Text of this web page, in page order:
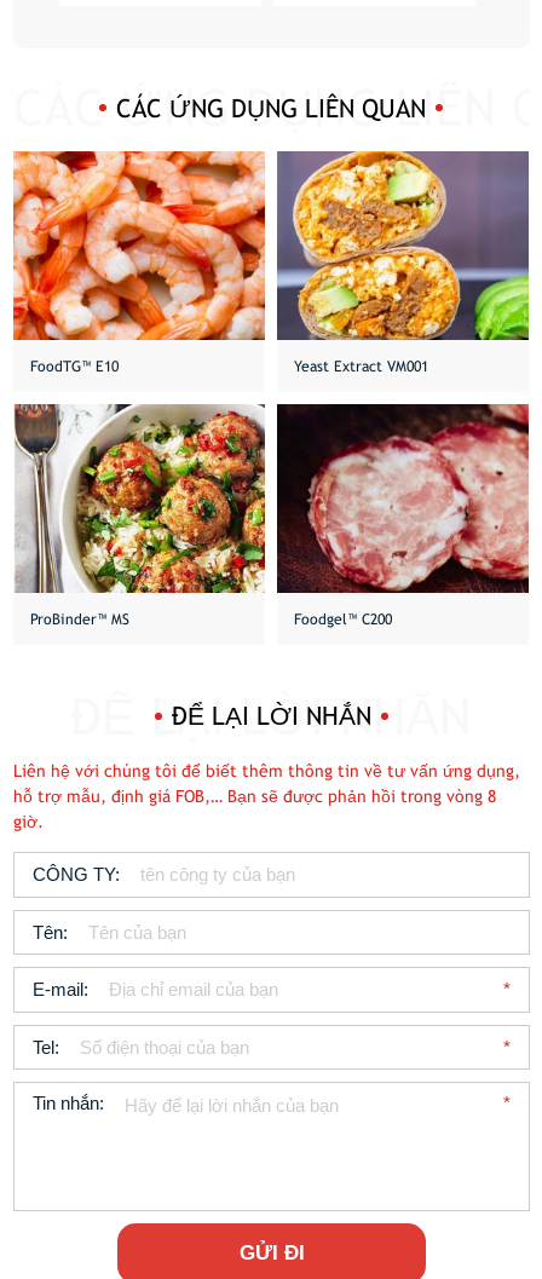
CÁC ỨNG DỤNG LIÊN QUAN
FoodTG™ E10 Yeast Extract VM001
ProBinder™️ MS Foodgel™ C200
ĐỂ LẠI LỜI NHẮN
Liên hệ với chúng tôi để biết thêm thông tin về tư vấn ứng dụng,
hỗ trợ mẫu, định giá FOB,… Bạn sẽ được phản hồi trong vòng 8
giờ.